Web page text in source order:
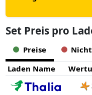
Set Preis pro
Preise
Laden Name